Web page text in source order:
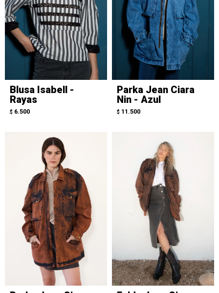
Blusa Isabell -
Rayas
$ 6.500
Parka Jean Ciara
Nin - Azul
$ 11.500